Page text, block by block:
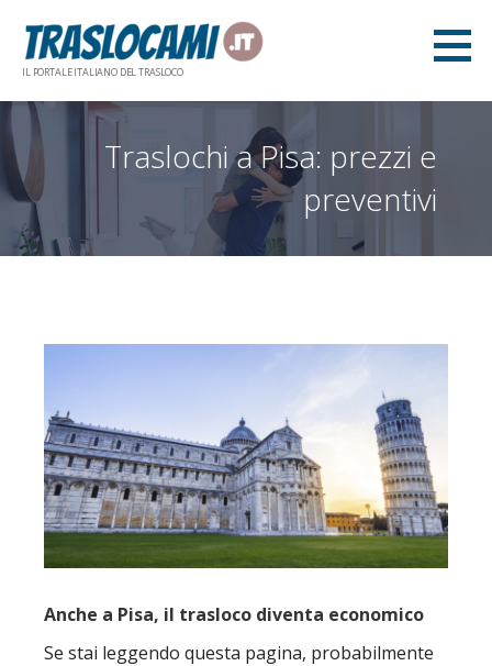
content
IL PORTALE ITALIANO DEL TRASLOCO
Traslochi a Pisa: prezzi e
preventivi
Anche a Pisa, il trasloco diventa economico
Se stai leggendo questa pagina, probabilmente